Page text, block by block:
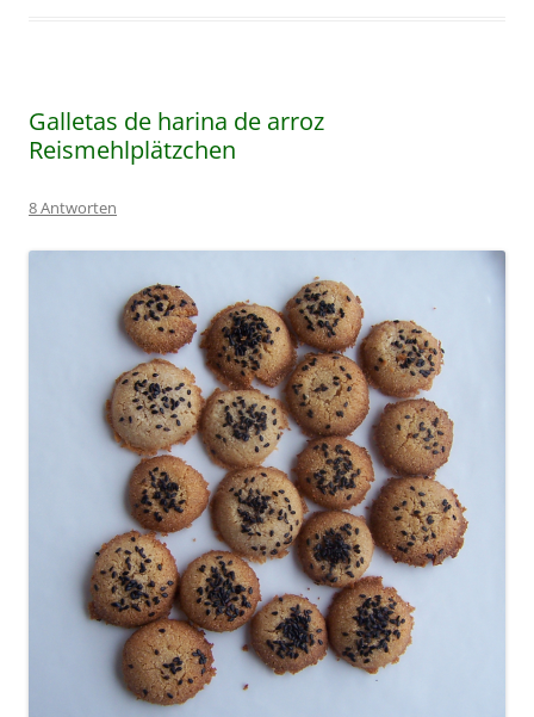
Galletas de harina de arroz
Reismehlplätzchen
8 Antworten